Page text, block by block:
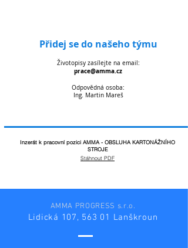
Přidej se do našeho týmu
Životopisy zasílejte na email:
prace@amma.cz
Odpovědná osoba:
Ing. Martin Mareš
Inzerát k pracovní pozici AMMA - OBSLUHA KARTONÁŽNÍHO
STROJE
Stáhnout PDF
AMMA PROGRESS s.r.o.
Lidická 107, 563 01 Lanškroun